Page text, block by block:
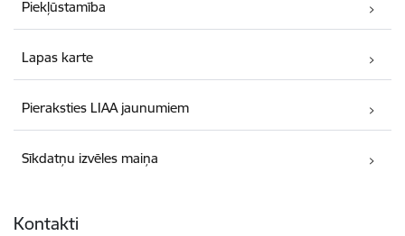
Piekļūstamība
Lapas karte
Pieraksties LIAA jaunumiem
Sīkdatņu izvēles maiņa
Kontakti